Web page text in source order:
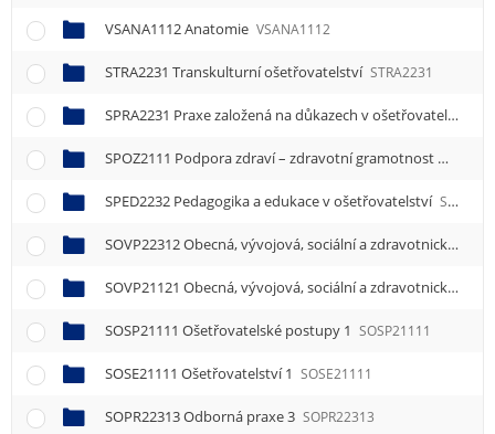
VSANA1112 Anatomie VSANA1112
STRA2231 Transkulturní ošetřovatelství STRA2231
SPRA2231 Praxe založená na důkazech v ošetřovatelství
SPOZ2111 Podpora zdraví – zdravotní gramotnost
SPED2232 Pedagogika a edukace v ošetřovatelství SPED2232
SOVP22312 Obecná, vývojová, sociální a zdravotnická psychologie 2
SOVP21121 Obecná, vývojová, sociální a zdravotnická psychologie 1
SOSP21111 Ošetřovatelské postupy 1 SOSP21111
SOSE21111 Ošetřovatelství 1 SOSE21111
SOPR22313 Odborná praxe 3 SOPR22313